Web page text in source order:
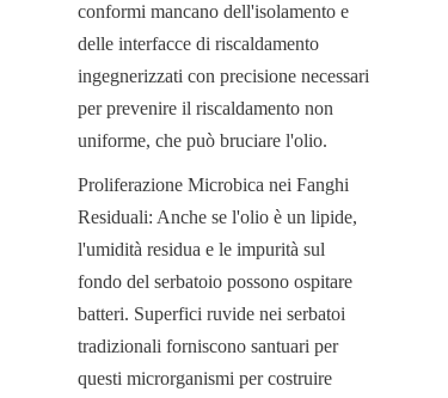
conformi mancano dell'isolamento e
delle interfacce di riscaldamento
ingegnerizzati con precisione necessari
per prevenire il riscaldamento non
uniforme, che può bruciare l'olio.
Proliferazione Microbica nei Fanghi
Residuali: Anche se l'olio è un lipide,
l'umidità residua e le impurità sul
fondo del serbatoio possono ospitare
batteri. Superfici ruvide nei serbatoi
tradizionali forniscono santuari per
questi microrganismi per costruire